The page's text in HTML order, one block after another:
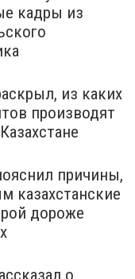
кадры из
из каких
производят
причины,
казахстанские
дороже
о